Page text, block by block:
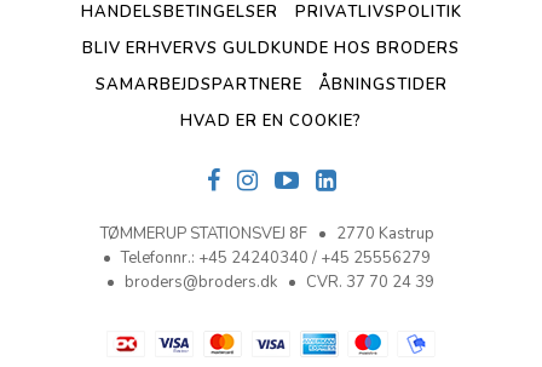
HANDELSBETINGELSER
PRIVATLIVSPOLITIK
BLIV ERHVERVS GULDKUNDE HOS BRODERS
SAMARBEJDSPARTNERE
ÅBNINGSTIDER
HVAD ER EN COOKIE?
TØMMERUP STATIONSVEJ 8F
2770 Kastrup
Telefonnr.: +45 24240340 / +45 25556279
broders@broders.dk
CVR. 37 70 24 39